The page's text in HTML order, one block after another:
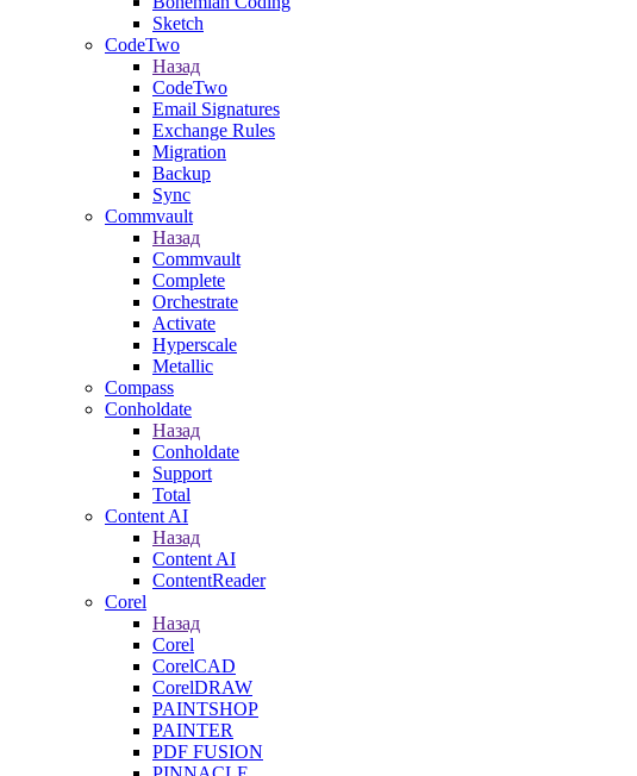
Sketch
CodeTwo
Назад
CodeTwo
Email Signatures
Exchange Rules
Migration
Backup
Sync
Commvault
Назад
Commvault
Complete
Orchestrate
Activate
Hyperscale
Metallic
Compass
Conholdate
Назад
Conholdate
Support
Total
Content AI
Назад
Content AI
ContentReader
Corel
Назад
Corel
CorelCAD
CorelDRAW
PAINTSHOP
PAINTER
PDF FUSION